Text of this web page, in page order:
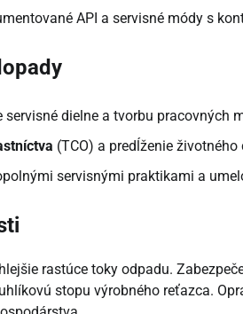
API a servisné módy s
servisné dielne a tvorbu pracovných
(TCO) a predĺženie
servisnými praktikami a
rastúce toky odpadu.
stopu výrobného reťazca.